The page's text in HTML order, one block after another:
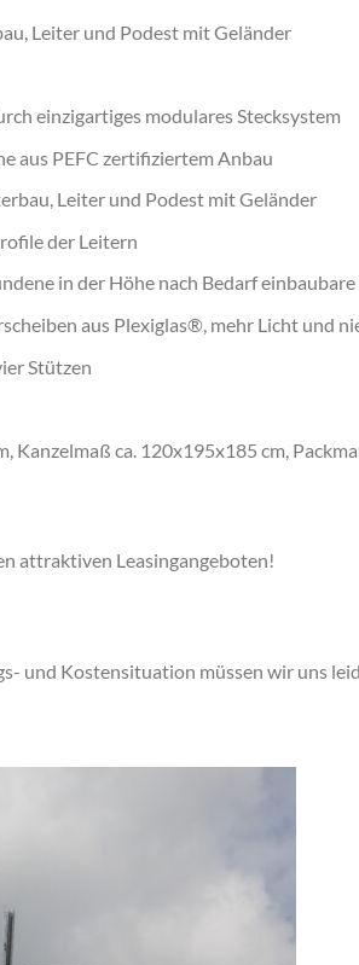
Leiter und Podest mit Geländer
einzigartiges modulares Stecksystem
aus PEFC zertifiziertem Anbau
Leiter und Podest mit Geländer
der Leitern
in der Höhe nach Bedarf
aus Plexiglas®, mehr Licht und
Stützen
ca. 120x195x185 cm,
attraktiven Leasingangeboten!
und Kostensituation müssen wir uns